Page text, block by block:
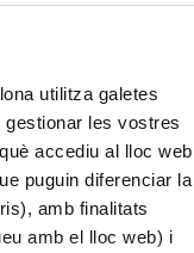
utilitza galetes
les vostres
accediu al lloc web
puguin diferenciar la
amb finalitats
amb el lloc web) i